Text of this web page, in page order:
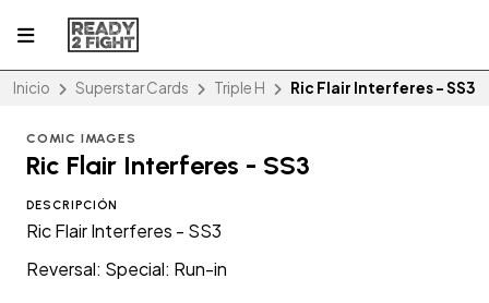
Inicio Superstar Cards Triple H Ric Flair Interferes - SS3
COMIC IMAGES
Ric Flair Interferes - SS3
DESCRIPCIÓN
Ric Flair Interferes - SS3
Reversal: Special: Run-in